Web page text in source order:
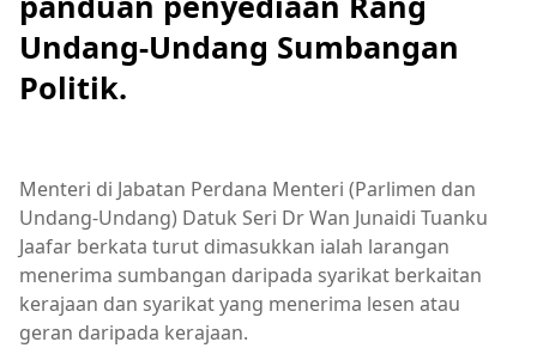
Undang-Undang Sumbangan
Politik.
Menteri di Jabatan Perdana Menteri (Parlimen dan
Undang-Undang) Datuk Seri Dr Wan Junaidi Tuanku
Jaafar berkata turut dimasukkan ialah larangan
menerima sumbangan daripada syarikat berkaitan
kerajaan dan syarikat yang menerima lesen atau
geran daripada kerajaan.